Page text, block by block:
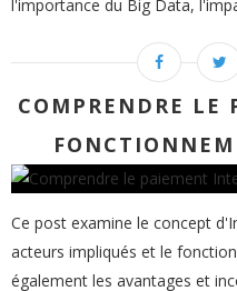
l'importance du Big Data,
COMPRENDRE LE
Ce post examine le concept
acteurs impliqués et le
également les avantages et